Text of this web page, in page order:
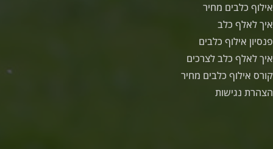
אילוף כלבים מחיר
איך לאלף כלב
פנסיון אילוף כלבים
איך לאלף כלב לצרכים
קורס אילוף כלבים מחיר
הצהרת נגישות